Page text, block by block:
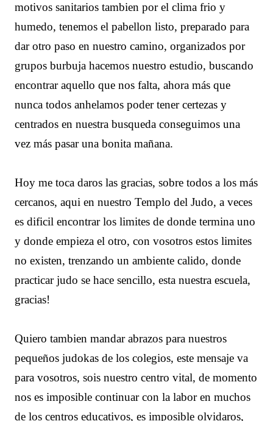
motivos sanitarios tambien por el clima frio y
humedo, tenemos el pabellon listo, preparado para
dar otro paso en nuestro camino, organizados por
grupos burbuja hacemos nuestro estudio, buscando
encontrar aquello que nos falta, ahora más que
nunca todos anhelamos poder tener certezas y
centrados en nuestra busqueda conseguimos una
vez más pasar una bonita mañana.
Hoy me toca daros las gracias, sobre todos a los más
cercanos, aqui en nuestro Templo del Judo, a veces
es dificil encontrar los limites de donde termina uno
y donde empieza el otro, con vosotros estos limites
no existen, trenzando un ambiente calido, donde
practicar judo se hace sencillo, esta nuestra escuela,
gracias!
Quiero tambien mandar abrazos para nuestros
pequeños judokas de los colegios, este mensaje va
para vosotros, sois nuestro centro vital, de momento
nos es imposible continuar con la labor en muchos
de los centros educativos, es imposible olvidaros,